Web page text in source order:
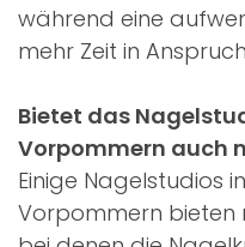
während eine
mehr Zeit in
Bietet das
Vorpommern auch
Einige Nagelstudios
Vorpommern bieten